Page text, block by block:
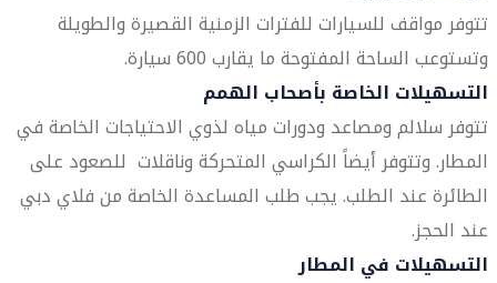
تتوفر مواقف للسيارات للفترات الزمنية القصيرة والطويلة
وتستوعب الساحة المفتوحة ما يقارب 600 سيارة.
التسهيلات الخاصة بأصحاب الهمم
تتوفر سلالم ومصاعد ودورات مياه لذوي الاحتياجات الخاصة في
المطار. وتتوفر أيضاً الكراسي المتحركة وناقلات للصعود على
الطائرة عند الطلب. يجب طلب المساعدة الخاصة من فلاي دبي
عند الحجز.
التسهيلات في المطار